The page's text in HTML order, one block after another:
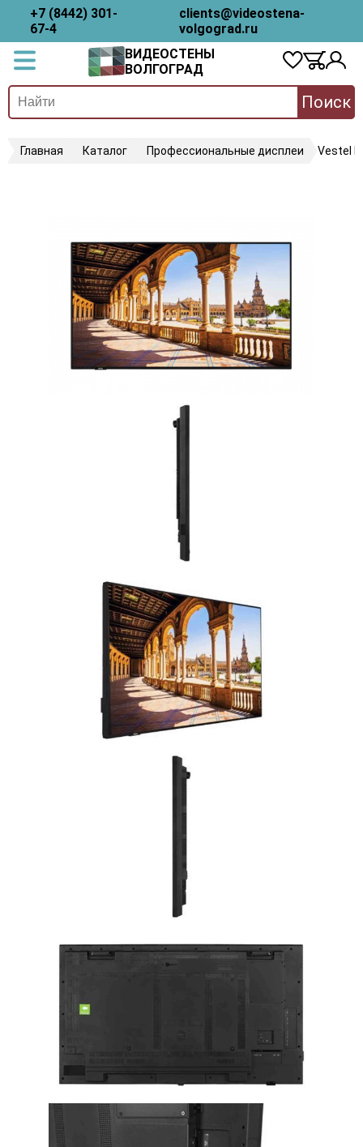
+7 (8442) 301-
67-4
clients@videostena-
volgograd.ru
ВИДЕОСТЕНЫ
ВОЛГОГРАД
Поиск
Главная Каталог Профессиональные дисплеи Vestel